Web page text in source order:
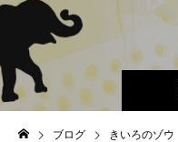
ブログ きいろのゾウ